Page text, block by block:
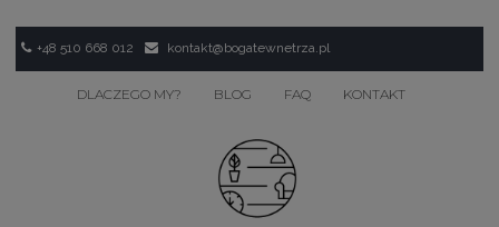
+48 510 668 012 kontakt@bogatewnetrza.pl
DLACZEGO MY? BLOG FAQ KONTAKT